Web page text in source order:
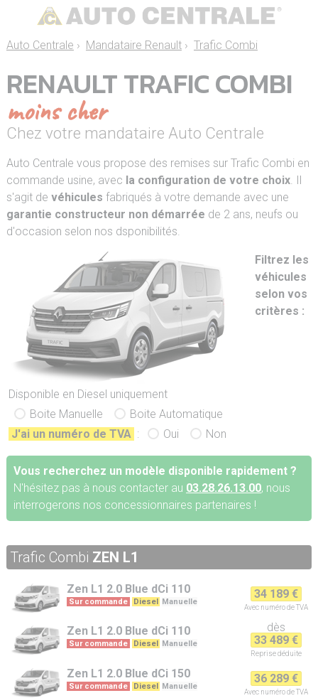
Auto Centrale › Mandataire Renault› Trafic Combi
RENAULT TRAFIC COMBI
moins cher
Chez votre mandataire Auto Centrale
Auto Centrale vous propose des remises sur Trafic Combi en
commande usine, avec la configuration de votre choix. Il
s'agit de véhicules fabriqués à votre demande avec une
garantie constructeur non démarrée de 2 ans, neufs ou
d'occasion selon nos dsponibilités.
Filtrez les
véhicules
selon vos
critères :
Disponible en Diesel uniquement
Boite Manuelle
Boite Automatique
J'ai un numéro de TVA : Oui Non
Vous recherchez un modèle disponible rapidement ?
N'hésitez pas à nous contacter au 03.28.26.13.00, nous
interrogerons nos concessionnaires partenaires !
Trafic Combi ZEN L1
Zen L1 2.0 Blue dCi 110
Sur commande Diesel Manuelle
34 189 €
Avec numéro de TVA
Zen L1 2.0 Blue dCi 110
Sur commande Diesel Manuelle
dès
33 489 €
Reprisedéduite
Zen L1 2.0 Blue dCi 150
Sur commande Diesel Manuelle
36 289 €
Avec numéro de TVA